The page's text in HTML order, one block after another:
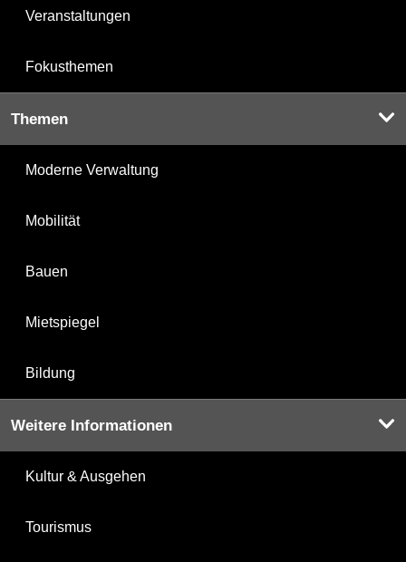
Veranstaltungen
Fokusthemen
Themen
Moderne Verwaltung
Mobilität
Bauen
Mietspiegel
Bildung
Weitere Informationen
Kultur & Ausgehen
Tourismus